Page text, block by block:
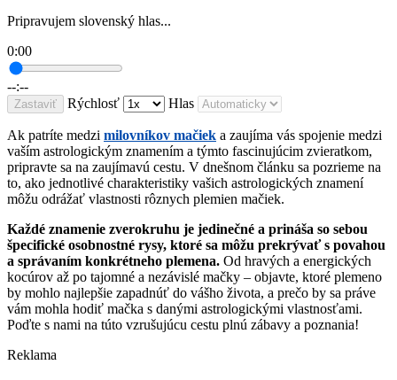
Pripravujem slovenský hlas...
0:00
--:--
Zastaviť Rýchlosť Hlas
Ak patríte medzi milovníkov mačiek a zaujíma vás spojenie medzi
vaším astrologickým znamením a týmto fascinujúcim zvieratkom,
pripravte sa na zaujímavú cestu. V dnešnom článku sa pozrieme na
to, ako jednotlivé charakteristiky vašich astrologických znamení
môžu odrážať vlastnosti rôznych plemien mačiek.
Každé znamenie zverokruhu je jedinečné a prináša so sebou
špecifické osobnostné rysy, ktoré sa môžu prekrývať s povahou
a správaním konkrétneho plemena. Od hravých a energických
kocúrov až po tajomné a nezávislé mačky – objavte, ktoré plemeno
by mohlo najlepšie zapadnúť do vášho života, a prečo by sa práve
vám mohla hodiť mačka s danými astrologickými vlastnosťami.
Poďte s nami na túto vzrušujúcu cestu plnú zábavy a poznania!
Reklama